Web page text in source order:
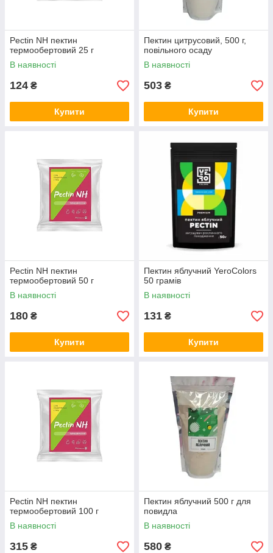
Pectin NH пектин
термообертовий 25 г
В наявності
124 ₴
Купити
Пектин цитрусовий, 500 г,
повільного осаду
В наявності
503 ₴
Купити
Pectin NH пектин
термообертовий 50 г
В наявності
180 ₴
Купити
Пектин яблучний YeroColors
50 грамів
В наявності
131 ₴
Купити
Pectin NH пектин
термообертовий 100 г
В наявності
315 ₴
Пектин яблучний 500 г для
повидла
В наявності
580 ₴